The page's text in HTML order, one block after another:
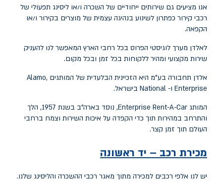
אנו מציעים גם שירותים ייחודיים של השכרה ו/או ליסינג תפעולי של
רכבי קירור כפתרון לשינוע בנהיגה עצמית של מוצרים בקירור ו/או
הקפאה.
לאלדן מערך לוגיסטי הפרוס בכל רחבי הארץ המאפשר לנו להעניק
שירות מקצועי ומהיר ללקוחות בכל זמן ובכל מקום.
אלדן תחבורה בע"מ היא הזכיינית הבלעדית של המותגים Alamo,
Enterprise ו- National בישראל.
המותג Enterprise Rent-A-Car, נוסד בארה"ב בשנת 1957, הלך
והתרחב במהירות תוך כדי הקפדה על איכות השירות וצמח ברחבי
העולם תוך זמן קצר.
מכירת רכב – יד ראשונה
יש לנו אלפי רכבים למכירה מתוך מאגר רכבי ההשכרה והליסינג שלנו.